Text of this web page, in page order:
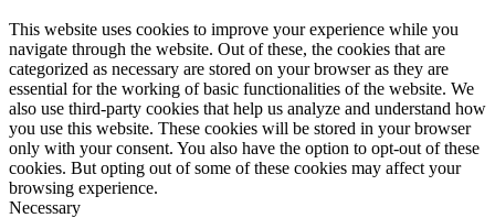
This website uses cookies to improve your experience while you
navigate through the website. Out of these, the cookies that are
categorized as necessary are stored on your browser as they are
essential for the working of basic functionalities of the website. We
also use third-party cookies that help us analyze and understand how
you use this website. These cookies will be stored in your browser
only with your consent. You also have the option to opt-out of these
cookies. But opting out of some of these cookies may affect your
browsing experience.
Necessary